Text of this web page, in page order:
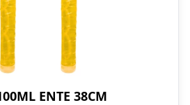
ENTE 38CM